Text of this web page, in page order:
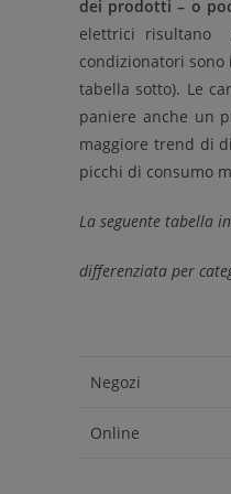
dei prodotti – o
elettrici risultano
condizionatori
tabella sotto). Le
paniere anche un
maggiore trend di
picchi di consumo
La seguente tabella
differenziata per
Negozi
Online